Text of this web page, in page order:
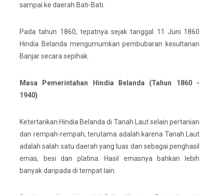
sampai ke daerah Bati-Bati.
Pada tahun 1860, tepatnya sejak tanggal 11 Juni 1860
Hindia Belanda mengumumkan pembubaran kesultanan
Banjar secara sepihak.
Masa Pemerintahan Hindia Belanda (Tahun 1860 -
1940)
Ketertarikan Hindia Belanda di Tanah Laut selain pertanian
dan rempah-rempah, terutama adalah karena Tanah Laut
adalah salah satu daerah yang luas dan sebagai penghasil
emas, besi dan platina. Hasil emasnya bahkan lebih
banyak daripada di tempat lain.